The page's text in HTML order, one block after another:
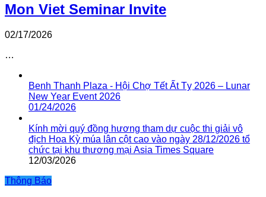
Mon Viet Seminar Invite
02/17/2026
…
Benh Thanh Plaza - Hội Chợ Tết Ất Tỵ 2026 – Lunar
New Year Event 2026
01/24/2026
Kính mời quý đồng hương tham dự cuộc thi giải vô
địch Hoa Kỳ múa lân cột cao vào ngày 28/12/2026 tổ
chức tại khu thương mại Asia Times Square
12/03/2026
Thông Báo